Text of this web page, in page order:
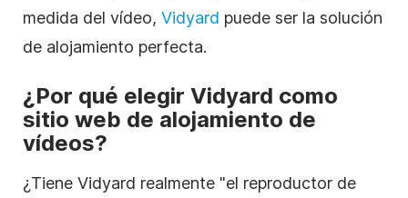
medida del vídeo, Vidyard puede ser la solución
de alojamiento perfecta.
¿Por qué elegir Vidyard como
sitio web de alojamiento de
vídeos?
¿Tiene Vidyard realmente "el reproductor de